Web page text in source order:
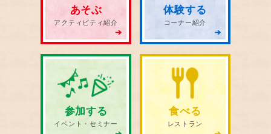
あそぶ
アクティビティ紹介
体験する
コーナー紹介
参加する
イベント・セミナー
食べる
レストラン